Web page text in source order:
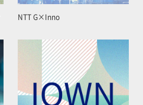
NTT G×Inno